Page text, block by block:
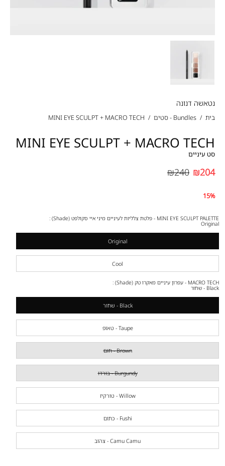
נטאשה דנונה
בית / Bundles - סטים /
MINI EYE SCULPT + MACRO TECH
MINI EYE SCULPT + MACRO TECH
סט עיניים
₪240 ₪204
15%
MINI EYE SCULPT PALETTE - פלטת צלליות לעיניים מיני איי סקולפט (Shade) :
Original
Original
Cool
MACRO TECH - עפרון עיניים מאקרו טק (Shade) :
Black - שחור
Black - שחור
Taupe - טאופ
Brown - חום
Burgundy - בורדו
Willow - טורקיז
Fushi - כתום
Camu Camu - צהוב